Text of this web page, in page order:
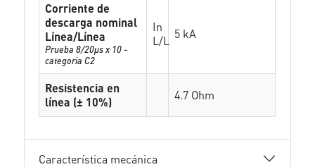
Corriente de
descarga nominal
Línea/Línea
Prueba 8/20µs x 10 -
categoria C2
In
L/L
5 kA
Resistencia en
línea (± 10%)
4.7 Ohm
Característica mecánica